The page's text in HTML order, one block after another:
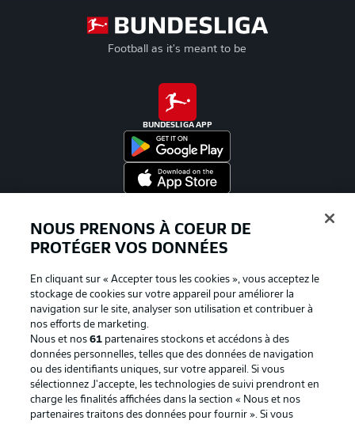
Football as it's meant to be
BUNDESLIGA APP
La publicité Conditions d’utilisation des
NOUS PRENONS À COEUR DE
PROTÉGER VOS DONNÉES
En cliquant sur « Accepter tous les cookies », vous acceptez le
stockage de cookies sur votre appareil pour améliorer la
navigation sur le site, analyser son utilisation et contribuer à
nos efforts de marketing.
Nous et nos61 partenaires stockons et accédons à des
données personnelles, telles que des données de navigation
ou des identifiants uniques, sur votre appareil. Si vous
sélectionnez J'accepte, les technologies de suivi prendront en
charge les finalités affichées dans la section « Nous et nos
partenaires traitons des données pour fournir ». Si vous